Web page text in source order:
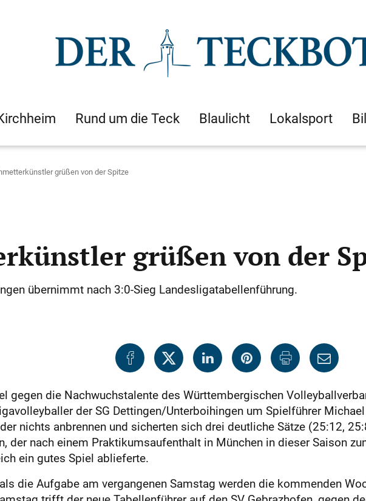
Rund um die Teck Blaulicht Lokalsport
grüßen von der Spitze
grüßen von der
übernimmt nach 3:0-Sieg Landesligatabellenführung.
gegen die Nachwuchstalente des Württembergischen
der SG Dettingen/Unterboihingen um Spielführer
nichts anbrennen und sicherten sich drei deutliche Sätze (25:12,
der nach einem Praktikumsaufenthalt in München in dieser Saison
ein gutes Spiel ablieferte.
die Aufgabe am vergangenen Samstag werden die kommenden